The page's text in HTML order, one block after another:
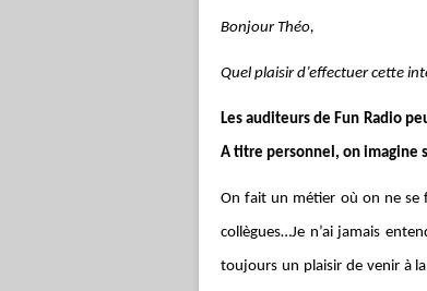
Bonjour Théo,
Quel plaisir d’effectuer cette
Les auditeurs de Fun Radio
A titre personnel, on imagine
On fait un métier où on ne se
collègues…Je n’ai jamais
toujours un plaisir de venir à